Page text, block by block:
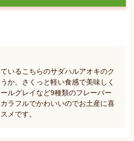
いるこちらのサダハルアオキのク
か。さくっと軽い食感で美味しく
ルグレイなど9種類のフレーバー
ラフルでかわいいのでお土産に喜
メです。